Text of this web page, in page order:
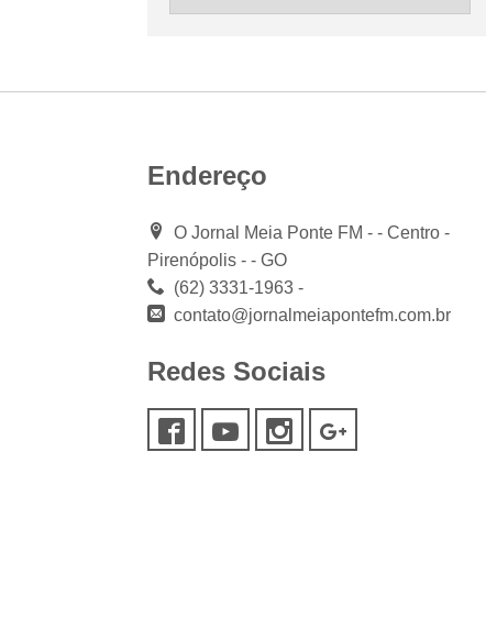
Endereço
O Jornal Meia Ponte FM - - Centro -
Pirenópolis - - GO
(62) 3331-1963 -
contato@jornalmeiapontefm.com.br
Redes Sociais